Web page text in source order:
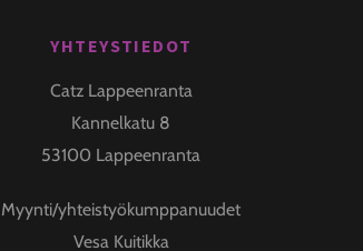
YHTEYSTIEDOT
Catz Lappeenranta
Kannelkatu 8
53100 Lappeenranta
Myynti/yhteistyökumppanuudet
Vesa Kuitikka